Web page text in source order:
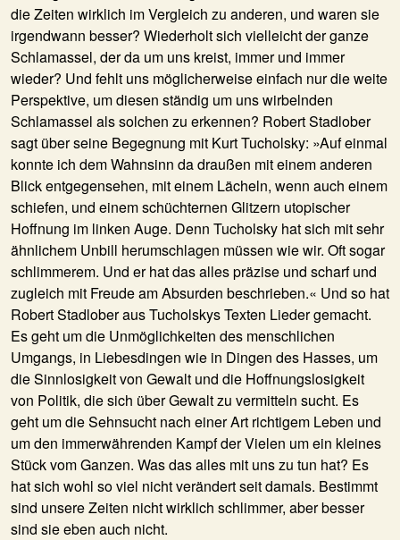
die Zeiten wirklich im Vergleich zu anderen, und waren sie
irgendwann besser? Wiederholt sich vielleicht der ganze
Schlamassel, der da um uns kreist, immer und immer
wieder? Und fehlt uns möglicherweise einfach nur die weite
Perspektive, um diesen ständig um uns wirbelnden
Schlamassel als solchen zu erkennen? Robert Stadlober
sagt über seine Begegnung mit Kurt Tucholsky: »Auf einmal
konnte ich dem Wahnsinn da draußen mit einem anderen
Blick entgegensehen, mit einem Lächeln, wenn auch einem
schiefen, und einem schüchternen Glitzern utopischer
Hoffnung im linken Auge. Denn Tucholsky hat sich mit sehr
ähnlichem Unbill herumschlagen müssen wie wir. Oft sogar
schlimmerem. Und er hat das alles präzise und scharf und
zugleich mit Freude am Absurden beschrieben.« Und so hat
Robert Stadlober aus Tucholskys Texten Lieder gemacht.
Es geht um die Unmöglichkeiten des menschlichen
Umgangs, in Liebesdingen wie in Dingen des Hasses, um
die Sinnlosigkeit von Gewalt und die Hoffnungslosigkeit
von Politik, die sich über Gewalt zu vermitteln sucht. Es
geht um die Sehnsucht nach einer Art richtigem Leben und
um den immerwährenden Kampf der Vielen um ein kleines
Stück vom Ganzen. Was das alles mit uns zu tun hat? Es
hat sich wohl so viel nicht verändert seit damals. Bestimmt
sind unsere Zeiten nicht wirklich schlimmer, aber besser
sind sie eben auch nicht.